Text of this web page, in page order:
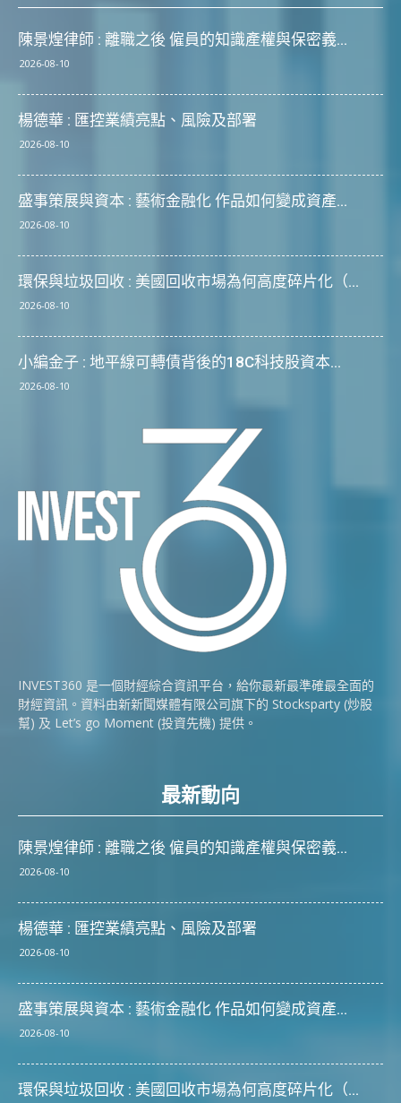
陳景煌律師 : 離職之後 僱員的知識產權與保密義...
2026-08-10
楊德華 : 匯控業績亮點、風險及部署
2026-08-10
盛事策展與資本 : 藝術金融化 作品如何變成資產...
2026-08-10
環保與垃圾回收 : 美國回收市場為何高度碎片化（...
2026-08-10
小編金子 : 地平線可轉債背後的18C科技股資本...
2026-08-10
INVEST360 是一個財經綜合資訊平台，給你最新最準確最全面的
財經資訊。資料由新新聞媒體有限公司旗下的 Stocksparty (炒股
幫) 及 Let’s go Moment (投資先機) 提供。
最新動向
陳景煌律師 : 離職之後 僱員的知識產權與保密義...
2026-08-10
楊德華 : 匯控業績亮點、風險及部署
2026-08-10
盛事策展與資本 : 藝術金融化 作品如何變成資產...
2026-08-10
環保與垃圾回收 : 美國回收市場為何高度碎片化（...